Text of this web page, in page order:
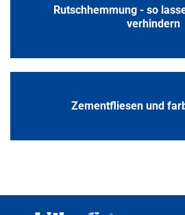
Rutschhemmung - so
verhindern
Zementfliesen und